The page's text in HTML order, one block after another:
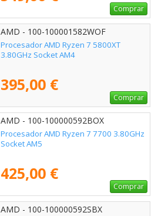
Comprar
AMD - 100-100001582WOF
Procesador AMD Ryzen 7 5800XT
3.80GHz Socket AM4
395,00 €
Comprar
AMD - 100-100000592BOX
Procesador AMD Ryzen 7 7700 3.80GHz
Socket AM5
425,00 €
Comprar
AMD - 100-100000592SBX